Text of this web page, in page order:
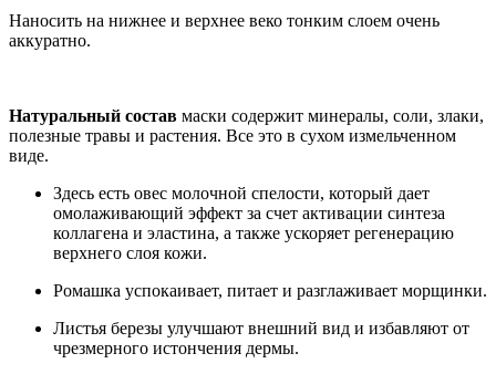
Наносить на нижнее и верхнее веко тонким слоем очень
аккуратно.
Натуральный состав маски содержит минералы, соли, злаки,
полезные травы и растения. Все это в сухом измельченном
виде.
Здесь есть овес молочной спелости, который дает
омолаживающий эффект за счет активации синтеза
коллагена и эластина, а также ускоряет регенерацию
верхнего слоя кожи.
Ромашка успокаивает, питает и разглаживает морщинки.
Листья березы улучшают внешний вид и избавляют от
чрезмерного истончения дермы.